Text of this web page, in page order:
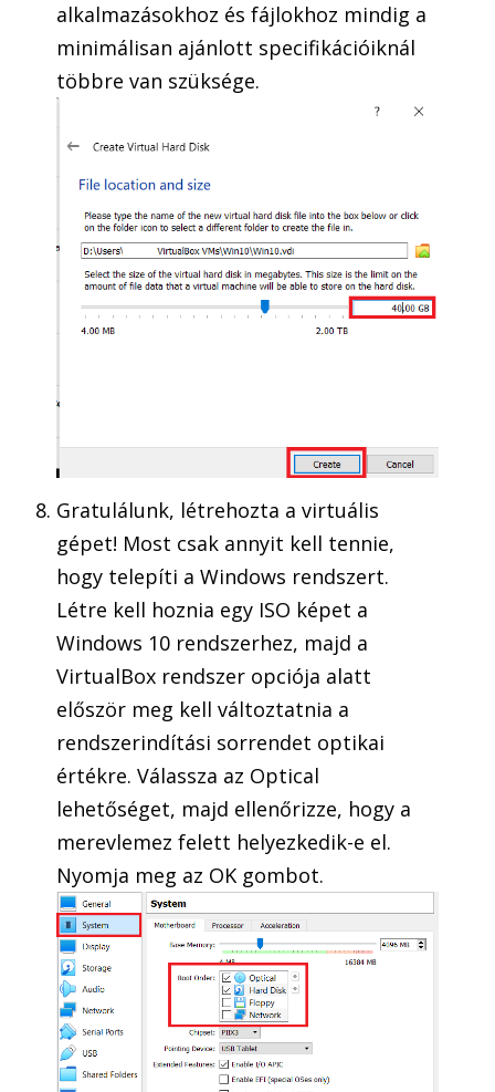
alkalmazásokhoz és fájlokhoz mindig a
minimálisan ajánlott specifikációiknál
többre van szüksége.
Gratulálunk, létrehozta a virtuális
gépet! Most csak annyit kell tennie,
hogy telepíti a Windows rendszert.
Létre kell hoznia egy ISO képet a
Windows 10 rendszerhez, majd a
VirtualBox rendszer opciója alatt
először meg kell változtatnia a
rendszerindítási sorrendet optikai
értékre. Válassza az Optical
lehetőséget, majd ellenőrizze, hogy a
merevlemez felett helyezkedik-e el.
Nyomja meg az OK gombot.